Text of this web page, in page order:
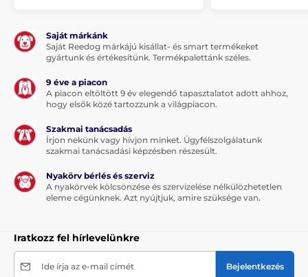
Saját márkánk
Saját Reedog márkájú kisállat- és smart termékeket
gyártunk és értékesítünk. Termékpalettánk széles.
9 éve a piacon
A piacon eltöltött 9 év elegendő tapasztalatot adott ahhoz,
hogy elsők közé tartozzunk a világpiacon.
Szakmai tanácsadás
Írjon nekünk vagy hívjon minket. Ügyfélszolgálatunk
szakmai tanácsadási képzésben részesült.
Nyakörv bérlés és szerviz
A nyakörvek kölcsönzése és szervizelése nélkülözhetetlen
eleme cégünknek. Azt nyújtjuk, amire szüksége van.
Iratkozz fel hírlevelünkre
Ide írja az e-mail címét Bejelentkezés